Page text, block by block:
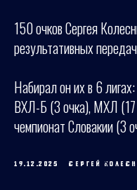
150 очков Сергея
результативных
Набирал он их в 6
ВХЛ-Б (3 очка), МХЛ
чемпионат Словакии (3
19.12.2025 СЕРГЕЙ